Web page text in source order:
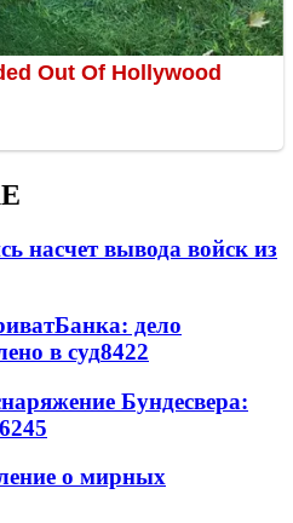
насчет вывода войск из
дело
в суд8422
Бундесвера:
6245
о мирных